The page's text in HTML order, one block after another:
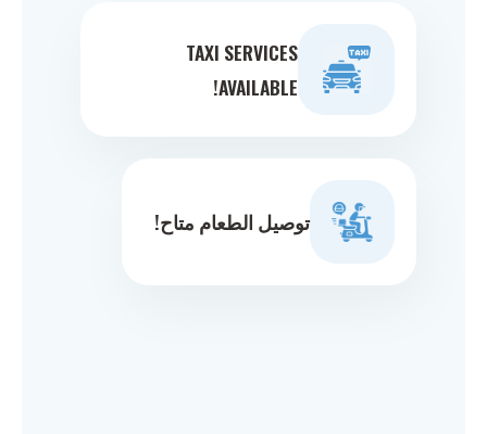
TAXI SERVICES
AVAILABLE!
توصيل الطعام متاح!